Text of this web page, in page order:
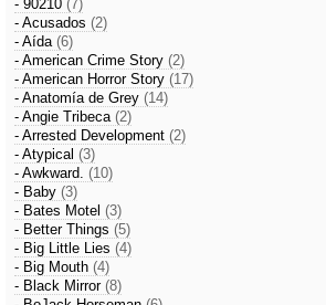
- 90210 (7)
- Acusados (2)
- Aída (6)
- American Crime Story (2)
- American Horror Story (17)
- Anatomía de Grey (14)
- Angie Tribeca (2)
- Arrested Development (2)
- Atypical (3)
- Awkward. (10)
- Baby (3)
- Bates Motel (3)
- Better Things (5)
- Big Little Lies (4)
- Big Mouth (4)
- Black Mirror (8)